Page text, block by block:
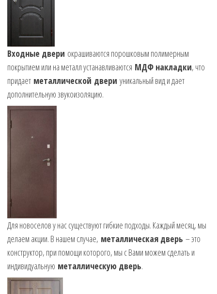
Входные двери окрашиваются порошковым полимерным
покрытием или на металл устанавливаются МДФ накладки, что
придает металлической двери уникальный вид и дает
дополнительную звукоизоляцию.
Для новоселов у нас существуют гибкие подходы. Каждый месяц, мы
делаем акции. В нашем случае, металлическая дверь – это
конструктор, при помощи которого, мы с Вами можем сделать и
индивидуальную металлическую дверь.